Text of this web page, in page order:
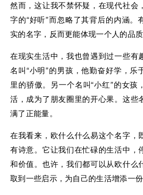
然而，这让我不禁怀疑，在现代社会
字的“好听”而忽略了其背后的内涵。
实的名字，反而更能体现一个人的品质
在现实生活中，我也曾遇到过一些有
名叫“小明”的男孩，他勤奋好学，乐
里的骄傲。另一个名叫“小红”的女孩
活，成为了朋友圈里的开心果。这些
满了正能量。
在我看来，欧什么什么易这个名字，
有诗意。它让我们在忙碌的生活中，
和价值。也许，我们都可以从欧什么
取到一些启示，为自己的生活增添一份